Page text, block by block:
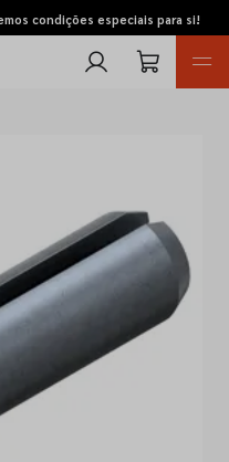
condições especiais para si!